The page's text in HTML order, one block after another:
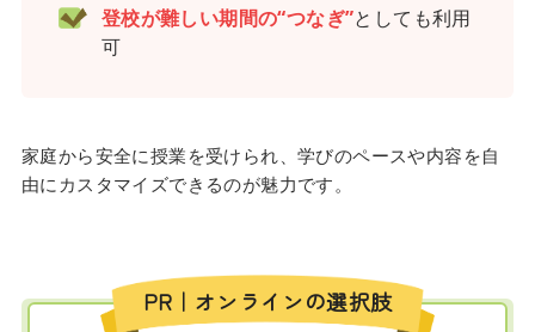
登校が難しい期間の“つなぎ”としても利用
可
家庭から安全に授業を受けられ、学びのペースや内容を自
由にカスタマイズできるのが魅力です。
PR｜オンラインの選択肢